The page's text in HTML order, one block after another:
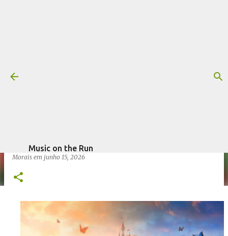
Music on the Run
Trilha sonora: Descendentes - País
TORIN BORROWDALE
Morais em junho 15, 2026